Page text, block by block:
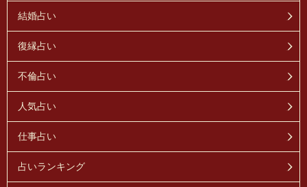
結婚占い
復縁占い
不倫占い
人気占い
仕事占い
占いランキング